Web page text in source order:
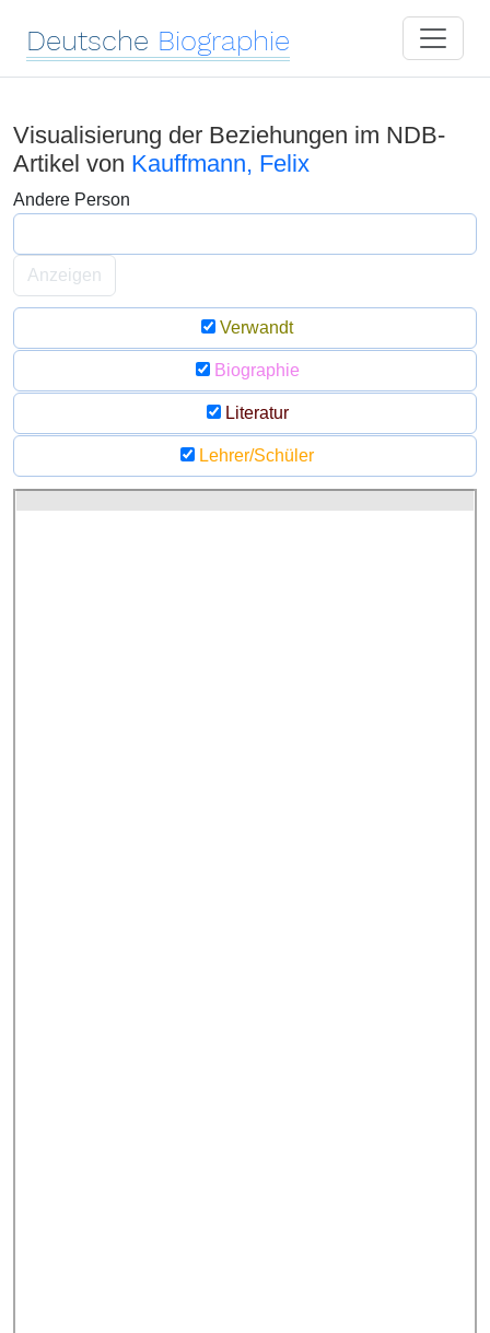
Deutsche Biographie
Visualisierung der Beziehungen im NDB-
Artikel von Kauffmann, Felix
Andere Person
Anzeigen
Verwandt
Biographie
Literatur
Lehrer/Schüler